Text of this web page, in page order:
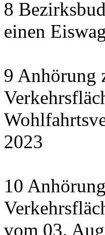
8
einen
9 Anhörung
2023
10
vom 03.